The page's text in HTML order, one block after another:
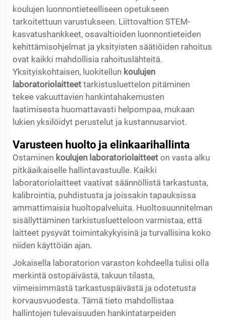
koulujen luonnontieteelliseen opetukseen
tarkoitettuun varustukseen. Liittovaltion STEM-
kasvatushankkeet, osavaltioiden luonnontieteiden
kehittämisohjelmat ja yksityisten säätiöiden rahoitus
ovat kaikki mahdollisia rahoituslähteitä.
Yksityiskohtaisen, luokitellun koulujen
laboratoriolaitteet tarkistusluettelon pitäminen
tekee vakuuttavien hankintahakemusten
laatimisesta huomattavasti helpompaa, mukaan
lukien yksilöidyt perustelut ja kustannusarviot.
Varusteen huolto ja elinkaarihallinta
Ostaminen koulujen laboratoriolaitteet on vasta alku
pitkäaikaiselle hallintavastuulle. Kaikki
laboratoriolaitteet vaativat säännöllistä tarkastusta,
kalibrointia, puhdistusta ja joissakin tapauksissa
ammattimaisia huoltopalveluita. Huoltosuunnitelman
sisällyttäminen tarkistusluetteloon varmistaa, että
laitteet pysyvät toimintakykyisinä ja turvallisina koko
niiden käyttöiän ajan.
Jokaisella laboratorion varaston kohdeella tulisi olla
merkintä ostopäivästä, takuun tilasta,
viimeisimmästä tarkastuspäivästä ja odotetusta
korvausvuodesta. Tämä tieto mahdollistaa
hallintojen tulevaisuuden hankintatarpeiden